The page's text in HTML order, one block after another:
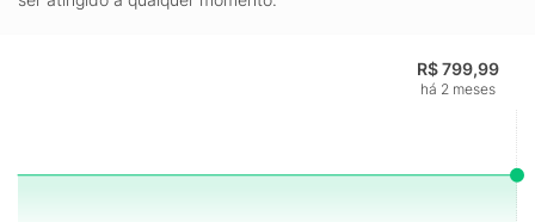
R$ 799,99
há 2 meses